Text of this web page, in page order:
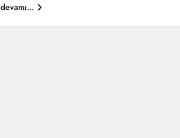
devamı...